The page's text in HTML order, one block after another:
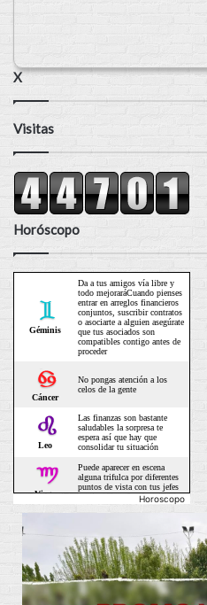
X
Visitas
Horóscopo
Horoscopo